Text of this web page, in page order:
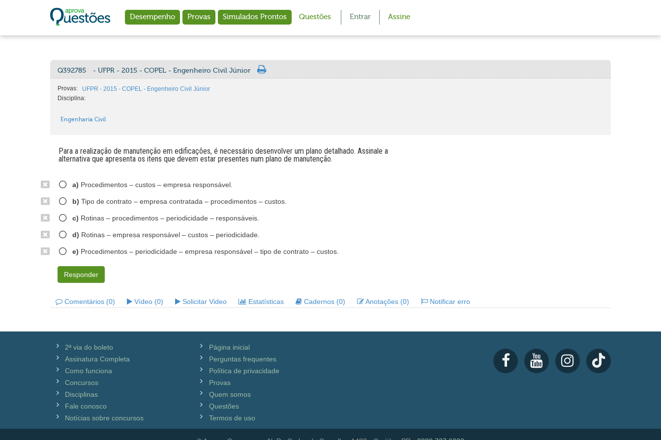
Desempenho Provas Simulados Prontos Questões Entrar Assine
Q392785 - UFPR - 2015 - COPEL - Engenheiro Civil Júnior
Provas:
UFPR - 2015 - COPEL - Engenheiro Civil Júnior
Disciplina:
Engenharia Civil
Para a realização de manutenção em edificações, é necessário desenvolver um plano detalhado. Assinale a
alternativa que apresenta os itens que devem estar presentes num plano de manutenção.
a) Procedimentos – custos – empresa responsável.
b) Tipo de contrato – empresa contratada – procedimentos – custos.
c) Rotinas – procedimentos – periodicidade – responsáveis.
d) Rotinas – empresa responsável – custos – periodicidade.
e) Procedimentos – periodicidade – empresa responsável – tipo de contrato – custos.
Responder
Comentários (0) Vídeo (0) Solicitar Video Estatísticas Cadernos (0) Anotações (0) Notificar erro
2ª via do boleto
Assinatura Completa
Como funciona
Concursos
Disciplinas
Fale conosco
Notícias sobre concursos
Página inicial
Perguntas frequentes
Política de privacidade
Provas
Quem somos
Questões
Termos de uso